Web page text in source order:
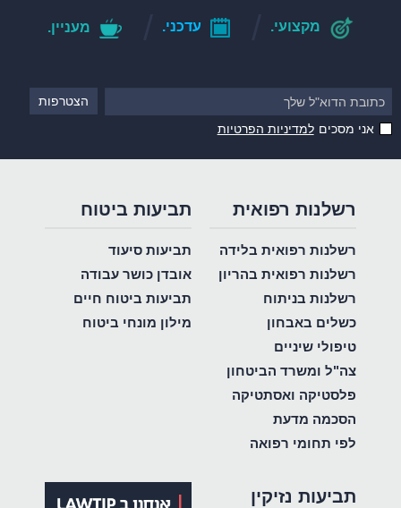
הנפגע. לאחר מכן צריך עורך הדין לשקלל את הנכויות
מו"מ עם חברת הביטוח על מנת לנסות ולהגיע
להסכמות, וככל שלא תהיינה כאלו לפעול לקבלת פסק
של תאונת דרכים, פנו למשרד עורך דין תאונות דרכים
בהקדם האפשרי.
מקצועי. עדכני. מעניין.
אני מסכים למדיניות הפרטיות
רשלנות רפואית
רשלנות רפואית בלידה
רשלנות רפואית בהריון
רשלנות בניתוח
כשלים באבחון
טיפולי שיניים
צה"ל ומשרד הביטחון
פלסטיקה ואסתטיקה
הסכמה מדעת
לפי תחומי רפואה
תביעות ביטוח
תביעות סיעוד
אובדן כושר עבודה
תביעות ביטוח חיים
מילון מונחי ביטוח
תביעות נזיקין